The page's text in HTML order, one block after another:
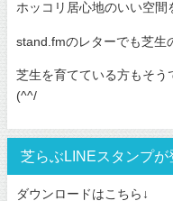
ホッコリ居心地のいい空間
stand.fmのレターでも芝生
芝生を育てている方もそう
(^^/
芝らぶLINEスタンプが
ダウンロードはこちら↓